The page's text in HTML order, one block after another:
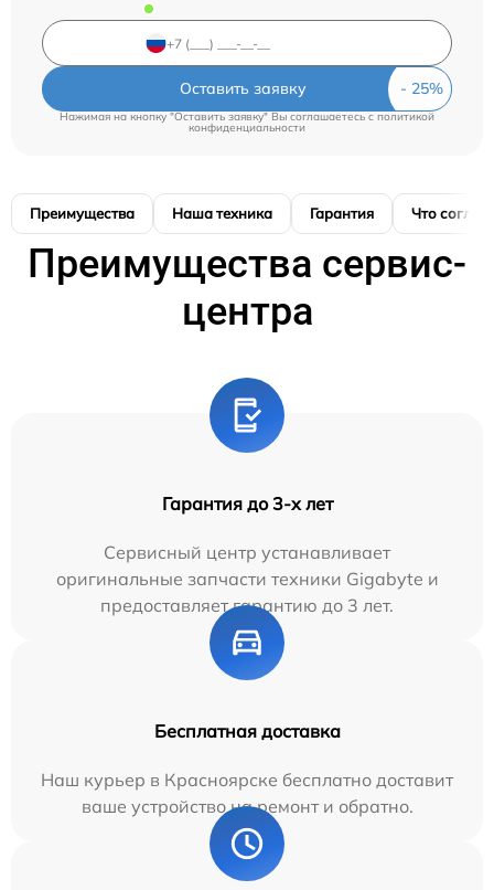
Оставить заявку
Нажимая на кнопку "Оставить заявку" Вы соглашаетесь cполитикой
конфиденциальности
Преимущества Наша техника Гарантия Что
Преимущества сервис-
центра
Гарантия до 3-х лет
Сервисный центр устанавливает
оригинальные запчасти техники Gigabyte и
предоставляет гарантию до 3 лет.
Бесплатная доставка
Наш курьер в Красноярске бесплатно доставит
ваше устройство на ремонт и обратно.